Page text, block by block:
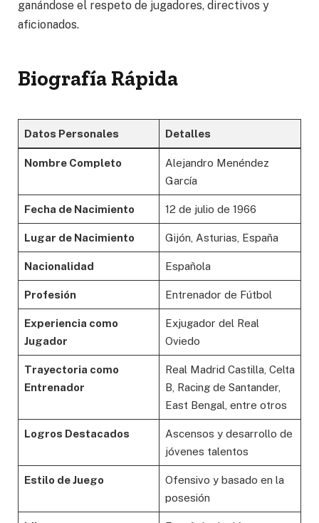
ganándose el respeto de jugadores, directivos y
aficionados.
Biografía Rápida
Datos Personales Detalles
Nombre Completo
Alejandro Menéndez
García
Fecha de Nacimiento 12 de julio de 1966
Lugar de Nacimiento Gijón, Asturias, España
Nacionalidad Española
Profesión Entrenador de Fútbol
Experiencia como
Jugador
Exjugador del Real
Oviedo
Trayectoria como
Entrenador
Real Madrid Castilla, Celta
B, Racing de Santander,
East Bengal, entre otros
Logros Destacados
Ascensos y desarrollo de
jóvenes talentos
Estilo de Juego
Ofensivo y basado en la
posesión